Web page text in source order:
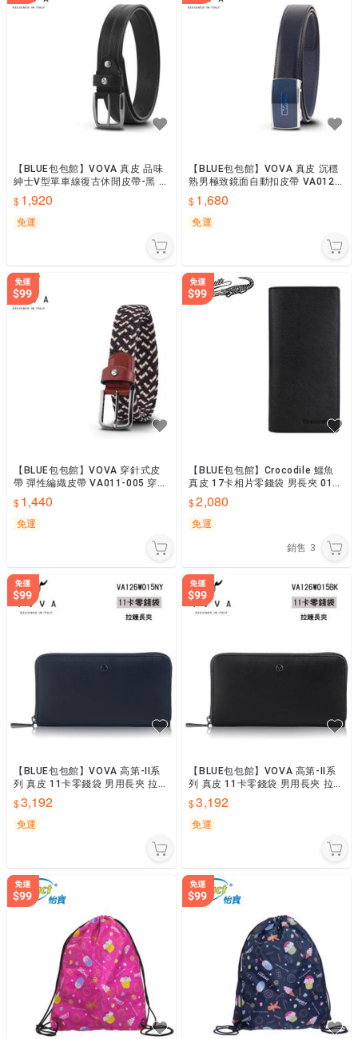
【BLUE包包館】VOVA 真皮 品味
紳士V型單車線復古休閒皮帶-黑 穿
針式皮帶/穿孔式皮帶 VA007-006
1,920
免運
【BLUE包包館】VOVA 真皮 沉穩
熟男極致鏡面自動扣皮帶 VA012-
003-BL 自動扣皮帶
1,680
免運
【BLUE包包館】VOVA 穿針式皮
帶 彈性編織皮帶 VA011-005 穿孔
式皮帶
1,440
免運
【BLUE包包館】Crocodile 鱷魚
真皮 17卡相片零錢袋 男長夾 010
3-10401-01 黑色 深藍
2,080
免運
銷售 3
【BLUE包包館】VOVA 高第-II系
列 真皮 11卡零錢袋 男用長夾 拉鍊
長夾 VA126W015NY 藍色 男長夾
3,192
免運
【BLUE包包館】VOVA 高第-II系
列 真皮 11卡零錢袋 男用長夾 拉鍊
長夾 VA126W015BK 黑色 男長夾
3,192
免運